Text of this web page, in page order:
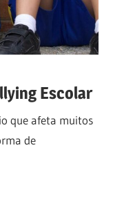
Escolar
que afeta muitos
de